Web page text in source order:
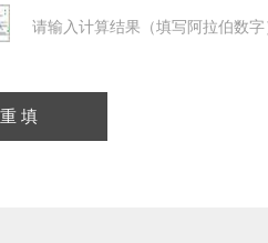
请输入计算结果（填写阿拉伯数